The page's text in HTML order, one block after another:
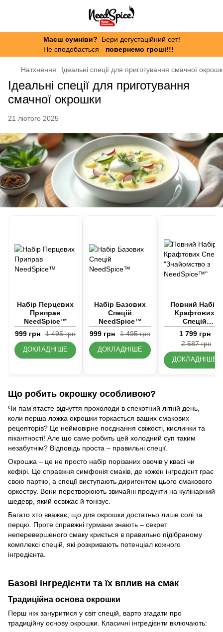
Маєш сумніви? Бери дегустаційний сет!
Не сподобається - повернемо гроші!!!
Натхнення Ідеальні спеції для приготування смачної
Ідеальні спеції для приготування
смачної окрошки
21 лютого 2025
Набір Перцевих
Приправ
NeedSpice™
999 грн
1 495 грн
ДОКЛАДНІШЕ
Набір Базових
Спецій
NeedSpice™
999 грн
1 495 грн
ДОКЛАДНІШЕ
Повний Набір
Крафтових
Спецій
"Знайомство з
NeedSpice™"
1 799 грн
2 587 грн
ДОКЛАДНІШЕ
Що робить окрошку особливою?
Чи пам'ятаєте відчуття прохолоди в спекотний літній день,
коли перша ложка окрошки торкається ваших смакових
рецепторів? Це неймовірне поєднання свіжості, кислинки та
пікантності! Але що саме робить цей холодний суп таким
незабутнім? Відповідь проста – правильні спеції.
Окрошка – це не просто набір порізаних овочів у квасі чи
кефірі. Це справжня симфонія смаків, де кожен інгредієнт грає
свою партію, а спеції виступають диригентом цього смакового
оркестру. Вони перетворюють звичайні продукти на кулінарний
шедевр, який освіжає й тонізує.
Багато хто вважає, що для окрошки достатньо лише солі та
перцю. Проте справжні гурмани знають – секрет
неперевершеного смаку криється в правильно підібраному
комплексі спецій, які розкривають потенціал кожного
інгредієнта.
Базові інгредієнти та їх вплив на смак
Традиційна основа окрошки
Перш ніж зануритися у світ спецій, варто згадати про
традиційну основу окрошки. Класичні інгредієнти включають: